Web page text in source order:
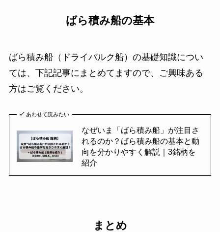
ばら積み船の基本
ばら積み船（ドライバルク船）の基礎知識につい
ては、下記記事にまとめてますので、ご興味ある
方はご覧ください。
あわせて読みたい
なぜいま「ばら積み船」が注目さ
れるのか？ばら積み船の基本と動
向を分かりやすく解説｜3銘柄を
紹介
まとめ